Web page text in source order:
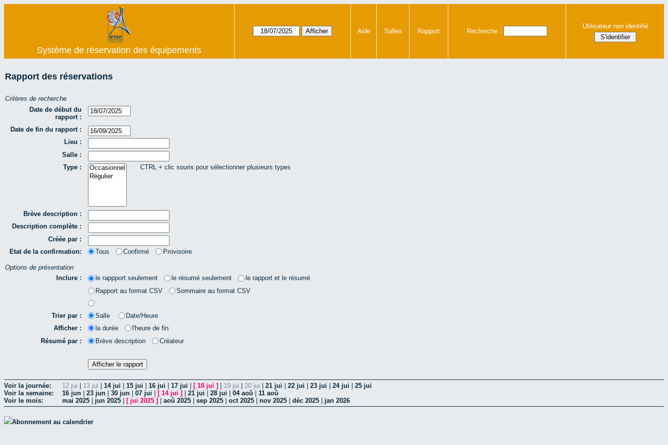
Système de réservation des équipements
Aide Salles Rapport Recherche :
Utilisateur non identifié
Rapport des réservations
Critères de recherche
Date de début du
rapport :
Date de fin du rapport :
Lieu :
Salle :
Type :
CTRL + clic souris pour sélectionner plusieurs types
Brève description :
Description complète :
Créée par :
Etat de la confirmation:
Tous Confirmé Provisoire
Options de présentation
Inclure :
le rappport seulement le résumé seulement
le rapport et le résumé
Rapport au format CSV
Sommaire au format CSV
Trier par : Salle
Date/Heure
Afficher :
la durée
l'heure de fin
Résumé par :
Brève description Créateur
Voir la journée: 12 jui 13 jui 14 jui 15 jui 16 jui 17 jui [ 18 jui ] 19 jui 20 jui 21 jui 22 jui 23 jui 24 jui
25 jui
Voir la semaine:
16 jun 23 jun 30 jun 07 jui [ 14 jui ] 21 jui 28 jui 04 aoû
11 aoû
Voir le mois:
mai 2025 jun 2025 [ jui 2025 ] aoû 2025 sep 2025 oct 2025 nov 2025 déc 2025 jan 2026
Abonnement au calendrier